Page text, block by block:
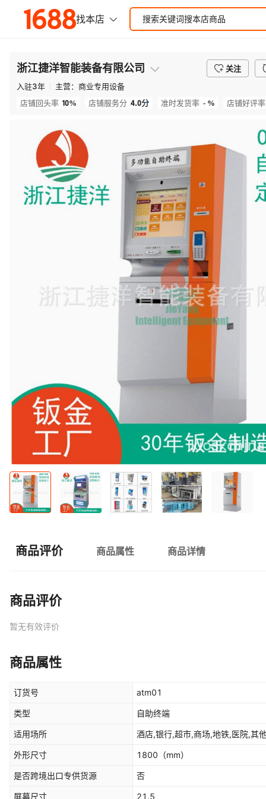
浙江捷洋智能装备有限公司
关注
入驻3年 主营： 商业专用设备
店铺回头率 10% 店铺服务分 4.0分 准时发货率 - % 店铺好评率
商品评价 商品属性 商品详情
商品评价
暂无有效评价
商品属性
订货号 atm01
类型 自助终端
适用场所 酒店,银行,超市,商场,地铁,医院,其
外形尺寸 1800 （mm）
是否跨境出口专供货源 否
屏幕尺寸 21.5